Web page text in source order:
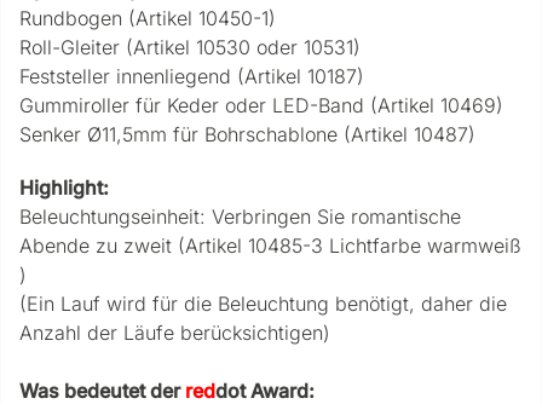
Rundbogen (Artikel 10450-1)
Roll-Gleiter (Artikel 10530 oder 10531)
Feststeller innenliegend (Artikel 10187)
Gummiroller für Keder oder LED-Band (Artikel 10469)
Senker Ø11,5mm für Bohrschablone (Artikel 10487)
Highlight:
Beleuchtungseinheit: Verbringen Sie romantische
Abende zu zweit (Artikel 10485-3 Lichtfarbe warmweiß
)
(Ein Lauf wird für die Beleuchtung benötigt, daher die
Anzahl der Läufe berücksichtigen)
Was bedeutet der reddot Award: